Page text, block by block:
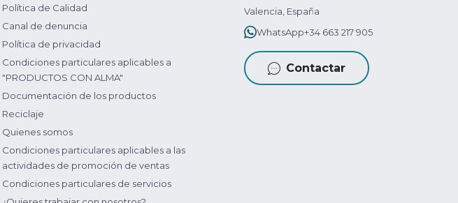
Política de Calidad
Canal de denuncia
Política de privacidad
Condiciones particulares aplicables a
"PRODUCTOS CON ALMA"
Documentación de los productos
Reciclaje
Quienes somos
Condiciones particulares aplicables a las
actividades de promoción de ventas
Condiciones particulares de servicios
Valencia, España
WhatsApp+34 663 217 905
Contactar